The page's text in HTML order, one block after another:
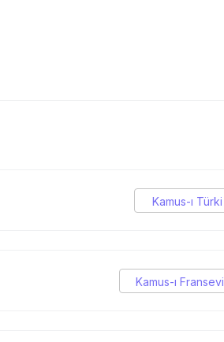
Kamus-ı Türki
Kamus-ı Fransevi